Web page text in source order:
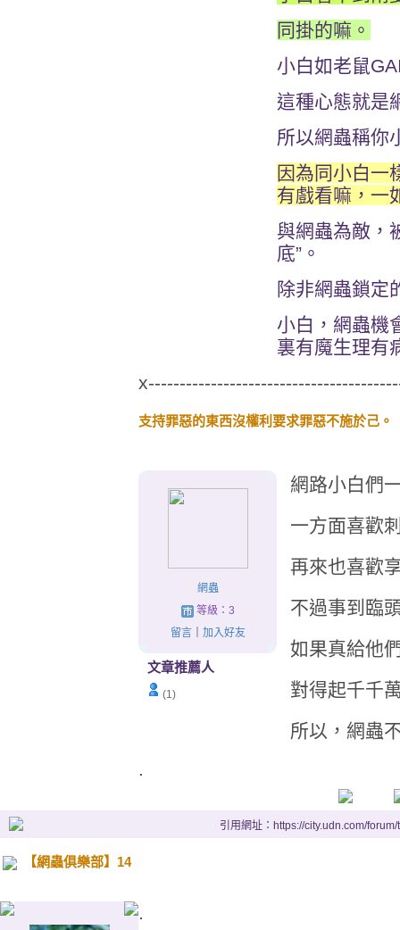
同掛的嘛。
小白如老鼠
這種心態就是
所以網蟲稱你
因為同小白一
有戲看嘛，一
與網蟲為敵，
底”。
除非網蟲鎖定
小白，網蟲機
裏有魔生理有
支持罪惡的東西沒權利要求罪惡不施於己。
網蟲
等級：3
留言｜ 加入好友
文章推薦人
(1)
網路小白們
一方面喜歡
再來也喜歡
不過事到臨
如果真給他
對得起千千
所以，網蟲
.
引用網址：https://city.udn.com/
【網蟲俱樂部】14
.